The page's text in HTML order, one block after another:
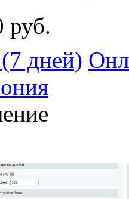
руб.
дней)